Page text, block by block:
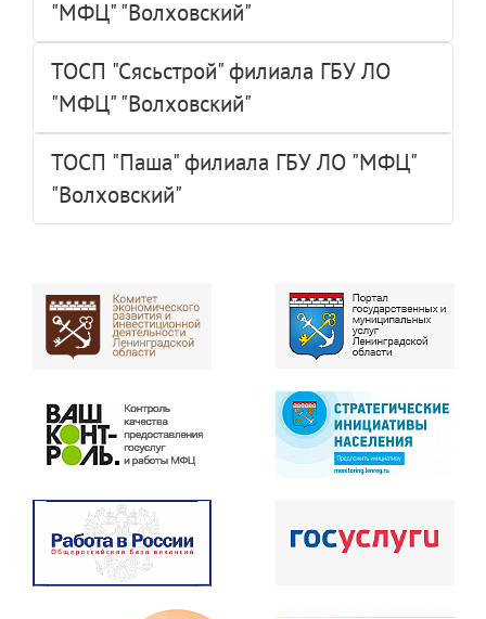
"МФЦ" "Волховский"
ТОСП "Сясьстрой" филиала ГБУ ЛО
"МФЦ" "Волховский"
ТОСП "Паша" филиала ГБУ ЛО "МФЦ"
"Волховский"